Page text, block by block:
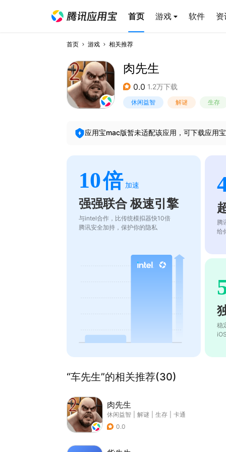
首页 游戏 软件 资
首页 游戏 相关推荐
肉先生
0.0 1.2万下载
休闲益智 解谜 生存
应用宝mac版暂未适配该应用，可下载应用
10倍 加速
强强联合 极速引擎
与intel合作，比传统模拟器快10倍
腾讯安全加持，保护你的隐私
腾
给
稳
“车先生”的相关推荐(30)
肉先生
休闲益智 解谜 生存
卡通
0.0